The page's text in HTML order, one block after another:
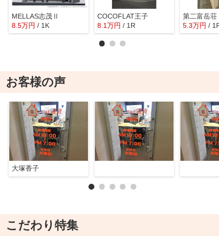
MELLAS志茂Ⅱ
8.5万円 / 1K
COCOFLAT王子
8.1万円 / 1R
第二富岳荘
5.3万円 /
お客様の声
大塚香子
こだわり特集